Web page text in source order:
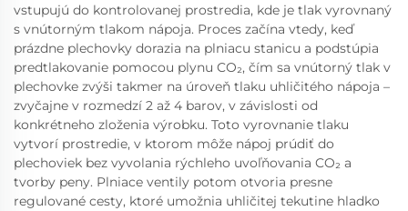
vstupujú do kontrolovanej prostredia, kde je tlak vyrovnaný
s vnútorným tlakom nápoja. Proces začína vtedy, keď
prázdne plechovky dorazia na plniacu stanicu a podstúpia
predtlakovanie pomocou plynu CO₂, čím sa vnútorný tlak v
plechovke zvýši takmer na úroveň tlaku uhličitého nápoja –
zvyčajne v rozmedzí 2 až 4 barov, v závislosti od
konkrétneho zloženia výrobku. Toto vyrovnanie tlaku
vytvorí prostredie, v ktorom môže nápoj prúdiť do
plechoviek bez vyvolania rýchleho uvoľňovania CO₂ a
tvorby peny. Plniace ventily potom otvoria presne
regulované cesty, ktoré umožnia uhličitej tekutine hladko